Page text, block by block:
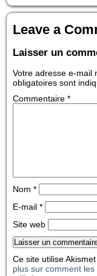
Leave a
Laisser un
Votre adresse e-mail
obligatoires sont
Commentaire *
Nom *
E-mail *
Site web
Ce site utilise
plus sur comment